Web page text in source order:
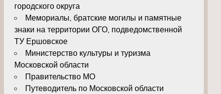
городского округа
Мемориалы, братские могилы и памятные
знаки на территории ОГО, подведомственной
ТУ Ершовское
Министерство культуры и туризма
Московской области
Правительство МО
Путеводитель по Московской области